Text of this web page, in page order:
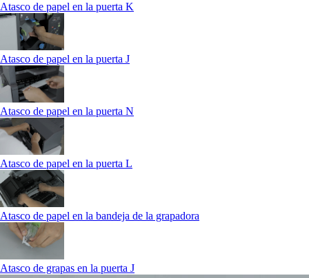
Atasco de papel en la puerta K
Atasco de papel en la puerta J
Atasco de papel en la puerta N
Atasco de papel en la puerta L
Atasco de papel en la bandeja de la grapadora
Atasco de grapas en la puerta J